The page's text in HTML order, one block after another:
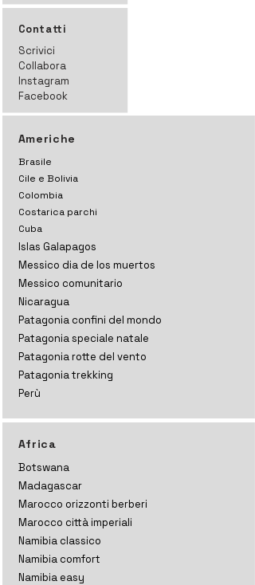
Contatti
Scrivici
Collabora
Instagram
Facebook
Americhe
Brasile
Cile e Bolivia
Colombia
Costarica parchi
Cuba
Islas Galapagos
Messico dia de los muertos
Messico comunitario
Nicaragua
Patagonia confini del mondo
Patagonia speciale natale
Patagonia rotte del vento
Patagonia trekking
Perù
Africa
Botswana
Madagascar
Marocco orizzonti berberi
Marocco città imperiali
Namibia classico
Namibia comfort
Namibia easy